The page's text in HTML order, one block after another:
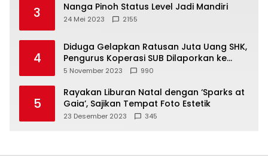
3 Nanga Pinoh Status Level Jadi Mandiri
24 Mei 2023 2155
4
Diduga Gelapkan Ratusan Juta Uang SHK,
Pengurus Koperasi SUB Dilaporkan ke
Polisi
5 November 2023 990
5
Rayakan Liburan Natal dengan ‘Sparks at
Gaia’, Sajikan Tempat Foto Estetik
23 Desember 2023 345